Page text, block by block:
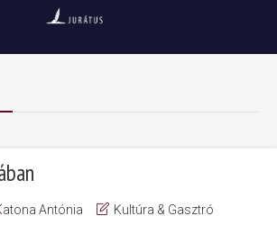
Antónia
Kultúra & Gasztró